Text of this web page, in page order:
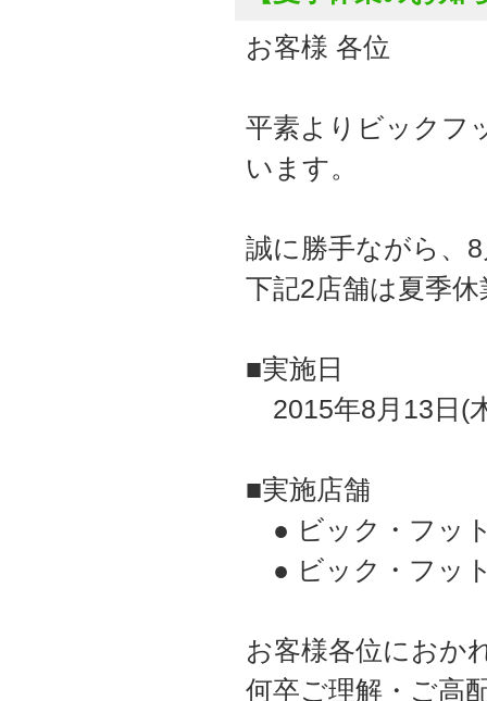
お客様 各位
平素よりビックフ
います。
誠に勝手ながら、
下記2店舗は夏季
■実施日
2015年8月13日(
■実施店舗
● ビック・フッ
● ビック・フッ
お客様各位におか
何卒ご理解・ご高